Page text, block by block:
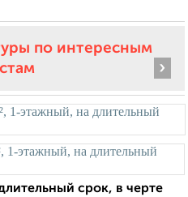
по интересным
›
срок, в черте